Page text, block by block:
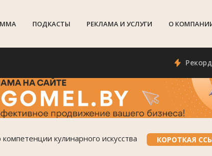
ПОДКАСТЫ РЕКЛАМА И УСЛУГИ О
Рекордная
кулинарного искусства КОРОТКАЯ